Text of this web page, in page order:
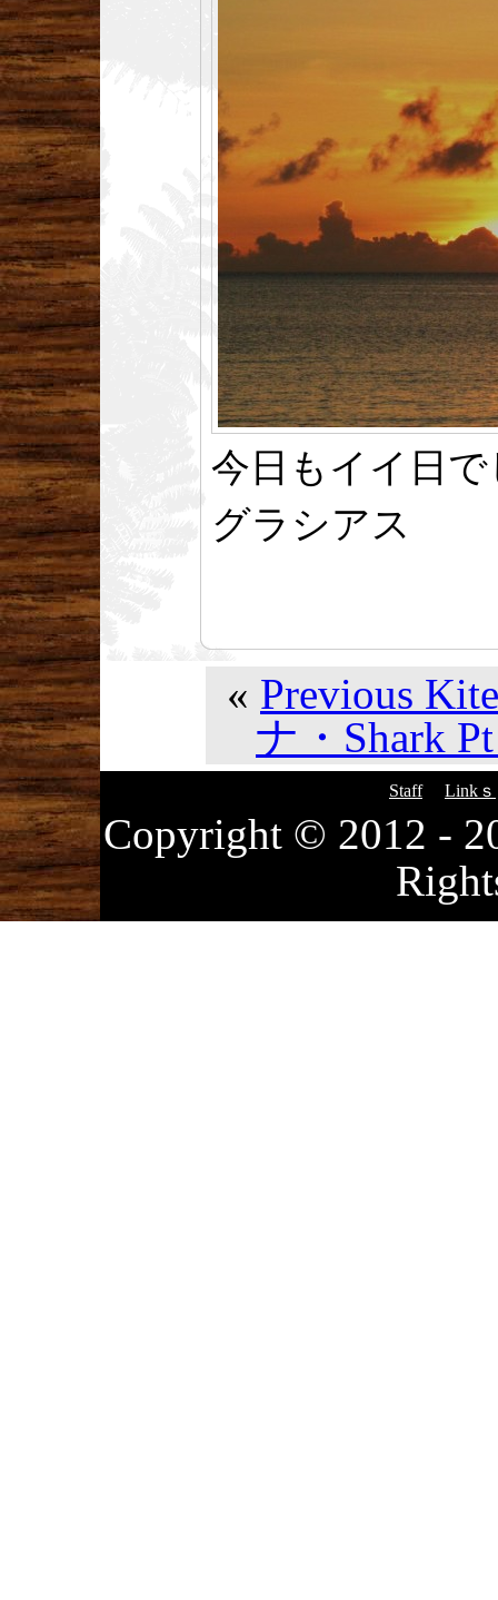
今日もイイ日
グラシアス
« Previous
ナ・Shark
Staff Linkｓ
Copyright © 2012 -